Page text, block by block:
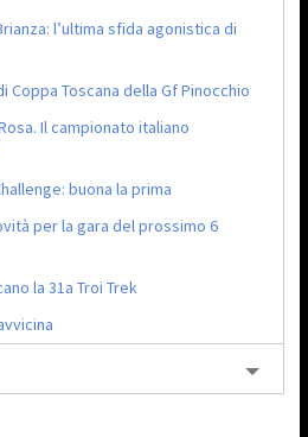
l’ultima sfida agonistica di
Coppa Toscana della Gf Pinocchio
Il campionato italiano
buona la prima
per la gara del prossimo 6
la 31a Troi Trek